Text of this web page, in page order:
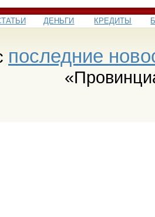
ДЕНЬГИ КРЕДИТЫ
последние